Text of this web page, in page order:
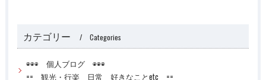
カテゴリー Categories
◉◉◉ 個人ブログ ◉◉◉
== 観光・行楽 日常 好きなことetc ==